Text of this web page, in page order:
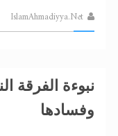
IslamAhmadiyya.Net
نبوءة الفرقة
وفسادها